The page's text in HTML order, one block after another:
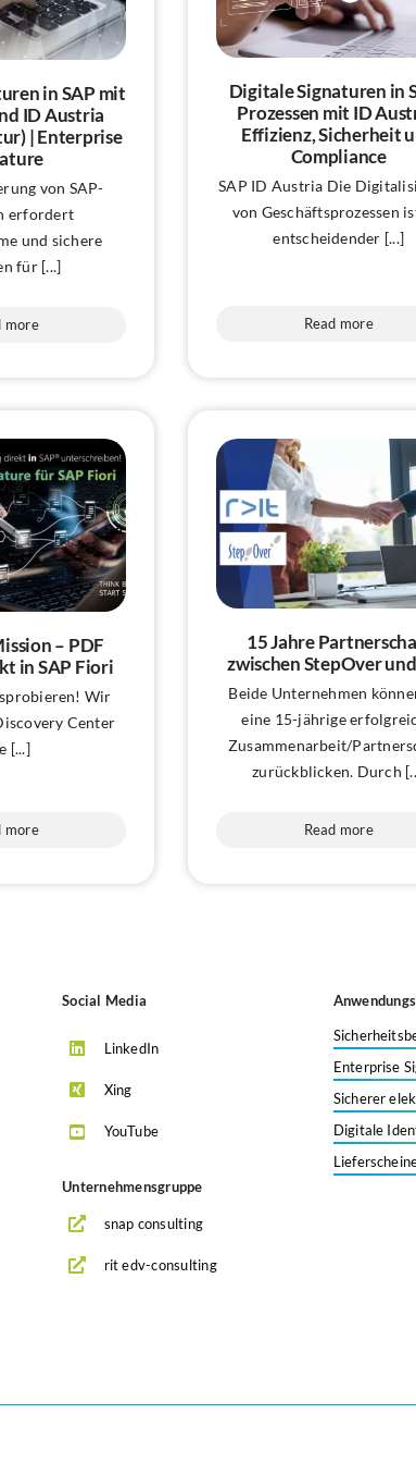
in SAP mit
ID Austria
| Enterprise
von SAP-
erfordert
und sichere
für [...]
more
Digitale Signaturen in
Prozessen mit ID
Effizienz, Sicherheit
Compliance
SAP ID Austria Die
von Geschäftsprozessen
entscheidender [...]
Read more
– PDF
in SAP Fiori
Wir
Center
[...]
more
15 Jahre
zwischen StepOver
Beide Unternehmen
eine 15-jährige
Zusammenarbeit/
zurückblicken. Durch
Read more
Social Media
LinkedIn
Xing
YouTube
Unternehmensgruppe
snap consulting
rit edv-consulting
Enterprise
Sicherer
Digitale